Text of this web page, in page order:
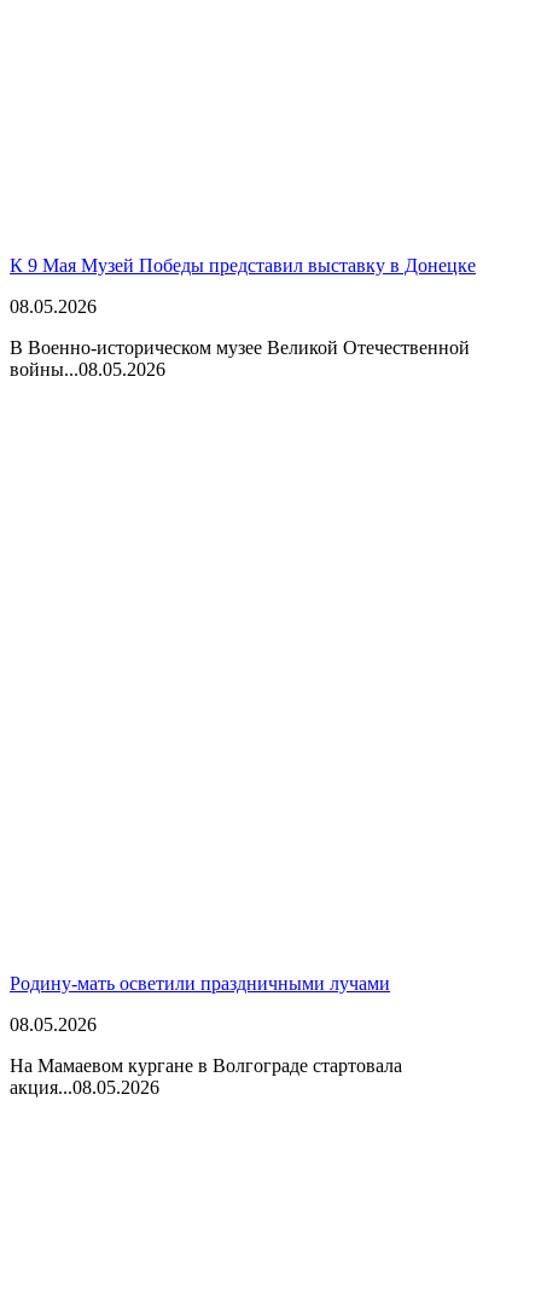
К 9 Мая Музей Победы представил выставку в Донецке
08.05.2026
В Военно-историческом музее Великой Отечественной
войны...08.05.2026
Родину-мать осветили праздничными лучами
08.05.2026
На Мамаевом кургане в Волгограде стартовала
акция...08.05.2026